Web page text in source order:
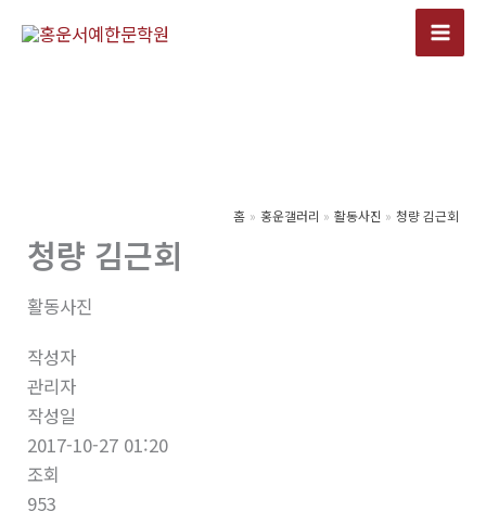
홈 홍운갤러리 활동사진 청량 김근회
청량 김근회
활동사진
작성자
관리자
작성일
2017-10-27 01:20
조회
953